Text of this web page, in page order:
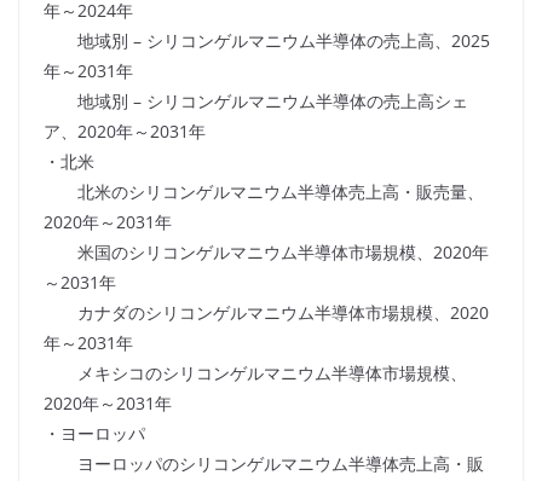
年～2024年
地域別 – シリコンゲルマニウム半導体の売上高、2025
年～2031年
地域別 – シリコンゲルマニウム半導体の売上高シェ
ア、2020年～2031年
・北米
北米のシリコンゲルマニウム半導体売上高・販売量、
2020年～2031年
米国のシリコンゲルマニウム半導体市場規模、2020年
～2031年
カナダのシリコンゲルマニウム半導体市場規模、2020
年～2031年
メキシコのシリコンゲルマニウム半導体市場規模、
2020年～2031年
・ヨーロッパ
ヨーロッパのシリコンゲルマニウム半導体売上高・販